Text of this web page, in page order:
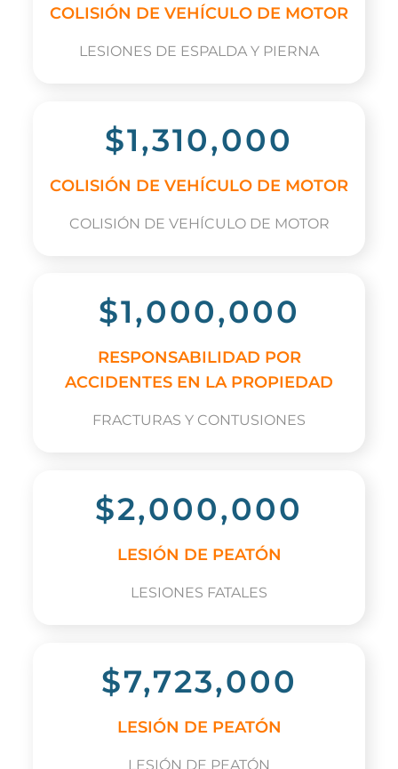
COLISIÓN DE VEHÍCULO DE MOTOR
LESIONES DE ESPALDA Y PIERNA
$1,310,000
COLISIÓN DE VEHÍCULO DE MOTOR
COLISIÓN DE VEHÍCULO DE MOTOR
$1,000,000
RESPONSABILIDAD POR
ACCIDENTES EN LA PROPIEDAD
FRACTURAS Y CONTUSIONES
$2,000,000
LESIÓN DE PEATÓN
LESIONES FATALES
$7,723,000
LESIÓN DE PEATÓN
LESIÓN DE PEATÓN